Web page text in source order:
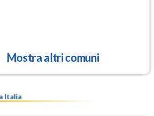
Mostra altri comuni
Italia